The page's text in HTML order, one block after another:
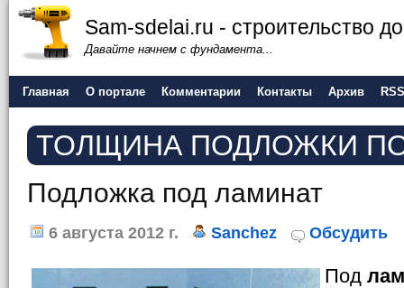
Sam-sdelai.ru - строительство
Давайте начнем с фундамента...
Главная О портале Комментарии Контакты Архив RSS
ТОЛЩИНА ПОДЛОЖКИ
Подложка под ламинат
6 августа 2012 г. Sanchez Обсудить
Под